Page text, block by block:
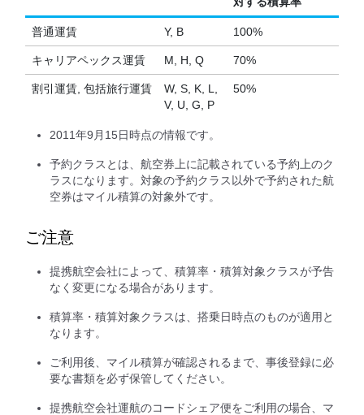
普通運賃 Y, B 100%
キャリアペックス運賃 M, H, Q 70%
割引運賃, 包括旅行運賃
W, S, K, L,
V, U, G, P
50%
2011年9月15日時点の情報です。
予約クラスとは、航空券上に記載されている予約上のク
ラスになります。対象の予約クラス以外で予約された航
空券はマイル積算の対象外です。
ご注意
提携航空会社によって、積算率・積算対象クラスが予告
なく変更になる場合があります。
積算率・積算対象クラスは、搭乗日時点のものが適用と
なります。
ご利用後、マイル積算が確認されるまで、事後登録に必
要な書類を必ず保管してください。
提携航空会社運航のコードシェア便をご利用の場合、マ